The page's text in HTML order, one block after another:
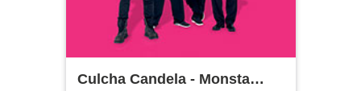
Culcha Candela - Monsta